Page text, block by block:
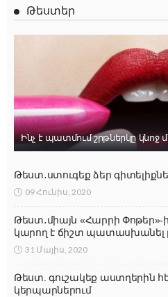
Թեստեր
Ինչ է պատմում շրթներկը կնոջ
Թեստ․ստուգեք ձեր
09 Հունիս, 2020
Թեստ․միայն «Հարրի
կարող է ճիշտ պատասխանել
31 Մայիս, 2020
Թեստ. գուշակեք աստղերին
կերպարներում